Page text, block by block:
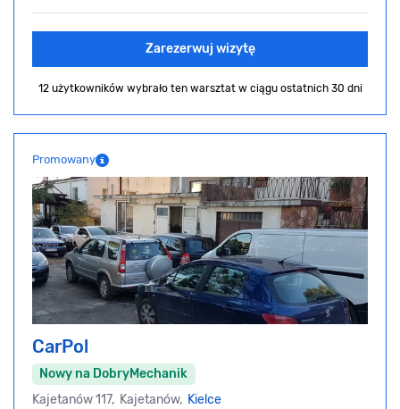
Zarezerwuj wizytę
12 użytkowników wybrało ten warsztat w ciągu ostatnich 30 dni
Promowany
CarPol
Nowy na DobryMechanik
Kajetanów 117, Kajetanów, Kielce